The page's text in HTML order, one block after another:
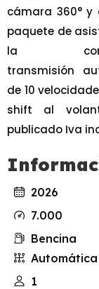
cámara 360° y
paquete de
la
transmisión
de 10
shift al
publicado Iva
2026
7.000
Bencina
Automática
1